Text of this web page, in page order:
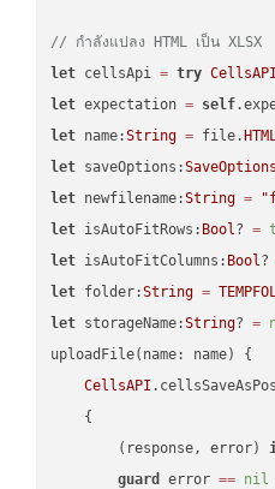
// กำลังแปลง HTML เป็น XLSX
let cellsApi = try CellsAPI
let expectation = self
let name:String = file.
let saveOptions:SaveOptions
let newfilename:String =
let isAutoFitRows: Bool? =
let isAutoFitColumns: Bool
let folder:String =
let storageName:String? =
uploadFile(name: name) {
CellsAPI
    {
        (response, error)
guard
error == nil